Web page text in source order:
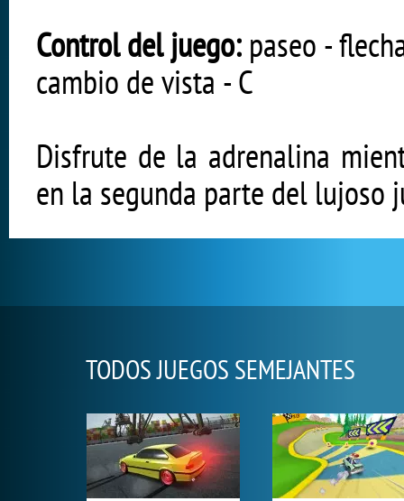
Control del juego: paseo -
cambio de vista - C
Disfrute de la adrenalina
en la segunda parte del lujoso
TODOS JUEGOS SEMEJANTES